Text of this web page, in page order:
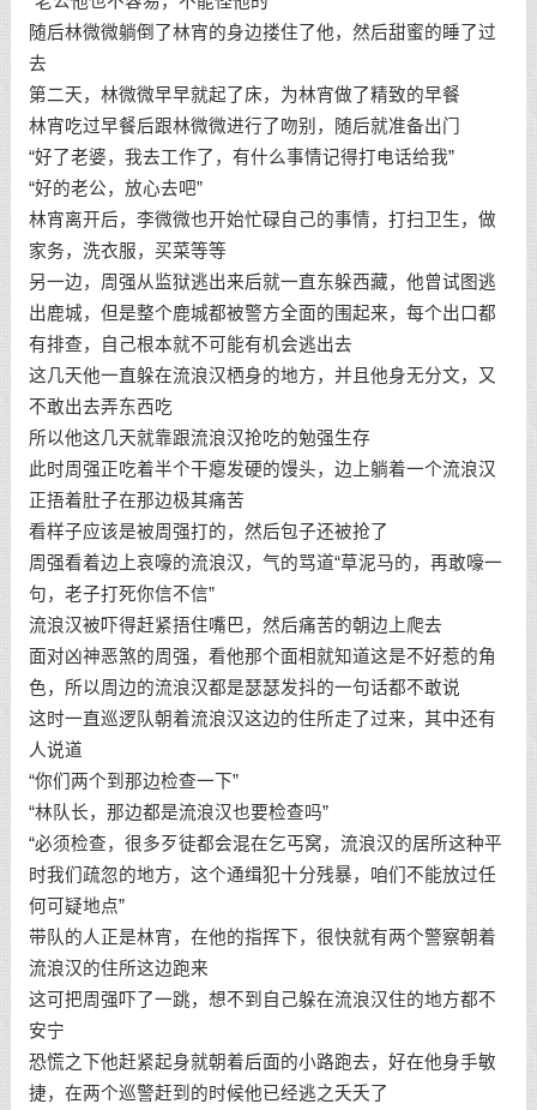
随后林微微躺倒了林宵的身边搂住了他，然后甜蜜的睡了过
去
第二天，林微微早早就起了床，为林宵做了精致的早餐
林宵吃过早餐后跟林微微进行了吻别，随后就准备出门
“好了老婆，我去工作了，有什么事情记得打电话给我”
“好的老公，放心去吧”
林宵离开后，李微微也开始忙碌自己的事情，打扫卫生，做
家务，洗衣服，买菜等等
另一边，周强从监狱逃出来后就一直东躲西藏，他曾试图逃
出鹿城，但是整个鹿城都被警方全面的围起来，每个出口都
有排查，自己根本就不可能有机会逃出去
这几天他一直躲在流浪汉栖身的地方，并且他身无分文，又
不敢出去弄东西吃
所以他这几天就靠跟流浪汉抢吃的勉强生存
此时周强正吃着半个干瘪发硬的馒头，边上躺着一个流浪汉
正捂着肚子在那边极其痛苦
看样子应该是被周强打的，然后包子还被抢了
周强看着边上哀嚎的流浪汉，气的骂道“草泥马的，再敢嚎一
句，老子打死你信不信”
流浪汉被吓得赶紧捂住嘴巴，然后痛苦的朝边上爬去
面对凶神恶煞的周强，看他那个面相就知道这是不好惹的角
色，所以周边的流浪汉都是瑟瑟发抖的一句话都不敢说
这时一直巡逻队朝着流浪汉这边的住所走了过来，其中还有
人说道
“你们两个到那边检查一下”
“林队长，那边都是流浪汉也要检查吗”
“必须检查，很多歹徒都会混在乞丐窝，流浪汉的居所这种平
时我们疏忽的地方，这个通缉犯十分残暴，咱们不能放过任
何可疑地点”
带队的人正是林宵，在他的指挥下，很快就有两个警察朝着
流浪汉的住所这边跑来
这可把周强吓了一跳，想不到自己躲在流浪汉住的地方都不
安宁
恐慌之下他赶紧起身就朝着后面的小路跑去，好在他身手敏
捷，在两个巡警赶到的时候他已经逃之夭夭了